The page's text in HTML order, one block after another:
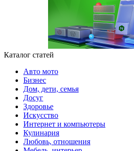
Каталог статей
Авто мото
Бизнес
Дом, дети, семья
Досуг
Здоровье
Искусство
Интернет и компьютеры
Кулинария
Любовь, отношения